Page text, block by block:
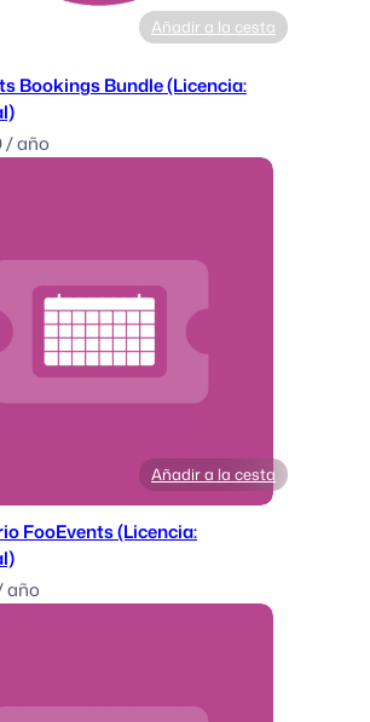
Añadir a la cesta
Bookings Bundle (Licencia:
/ año
Añadir a la cesta
FooEvents (Licencia:
año